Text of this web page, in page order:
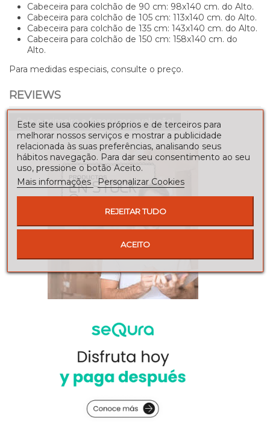
Cabeceira para colchão de 90 cm: 98x140 cm. do Alto.
Cabeceira para colchão de 105 cm: 113x140 cm. do Alto.
Cabeceira para colchão de 135 cm: 143x140 cm. do Alto.
Cabeceira para colchão de 150 cm: 158x140 cm. do
Alto.
Para medidas especiais, consulte o preço.
REVIEWS
Seja o primeiro a fazer uma avaliação!
Este site usa cookies próprios e de terceiros para
melhorar nossos serviços e mostrar a publicidade
relacionada às suas preferências, analisando seus
hábitos navegação. Para dar seu consentimento ao seu
uso, pressione o botão Aceito.
Mais informações Personalizar Cookies
REJEITAR TUDO
ACEITO